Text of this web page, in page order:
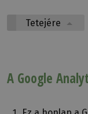
Tetejére
A Google